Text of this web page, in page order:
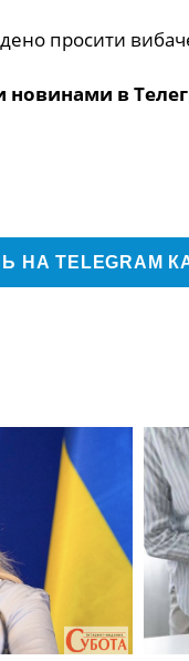
просити
новинами в
НА TELEGRAM